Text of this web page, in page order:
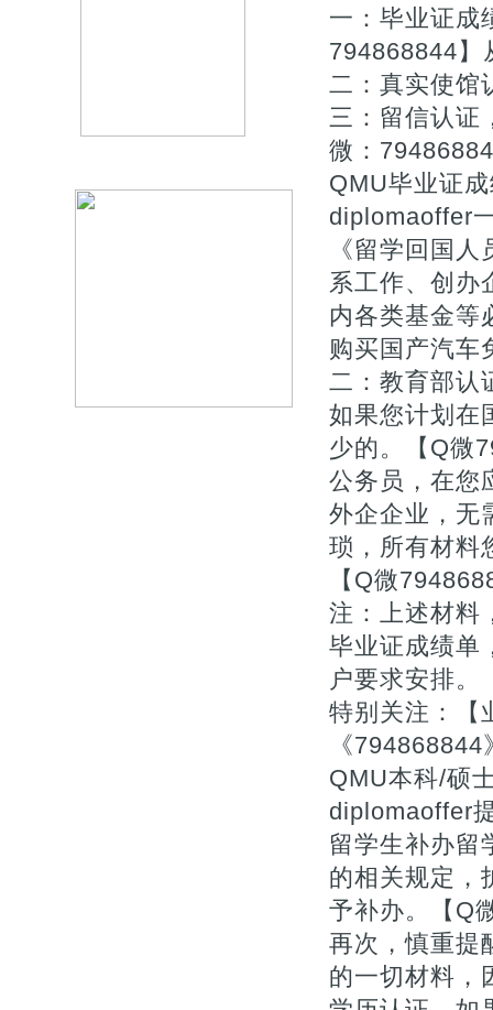
一：毕业证成
794868844】
二：真实使馆
三：留信认证
微：
QMU毕业证
diplomaoffer
《留学回国
系工作、创办
内各类基金等
购买国产汽车
二：教育部认
如果您计划在
少的。【Q微
公务员，在您
外企企业，无
琐，所有材料
【Q微
注：上述材料
毕业证成绩单
户要求安排。
特别关注：【
《
QMU本科/硕
diplomaoffer
留学生补办留
的相关规定，
予补办。【Q
再次，慎重提
的一切材料，